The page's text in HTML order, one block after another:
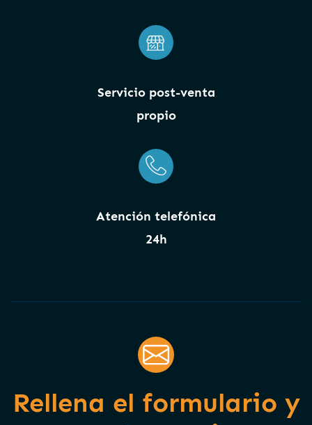
Servicio post-venta
propio
Atención telefónica
24h
Rellena el formulario y